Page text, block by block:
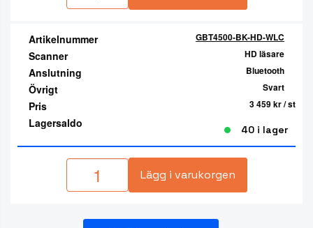
Artikelnummer GBT4500-BK-HD-WLC
Scanner HD läsare
Anslutning Bluetooth
Övrigt Svart
Pris 3 459 kr/ st
Lagersaldo 40 i lager
Lägg i varukorgen